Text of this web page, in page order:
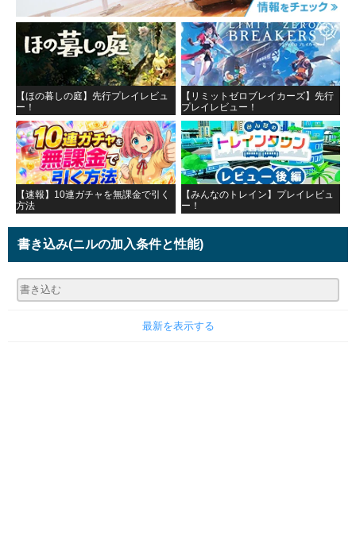
【ほの暮しの庭】先行プレイレビュ
ー！
【リミットゼロブレイカーズ】先行
プレイレビュー！
【速報】10連ガチャを無課金で引く
方法
【みんなのトレイン】プレイレビュ
ー！
書き込み(ニルの加入条件と性能)
最新を表示する